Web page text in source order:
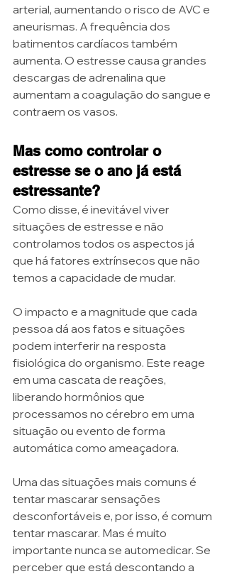
arterial, aumentando o risco de AVC e
aneurismas. A frequência dos
batimentos cardíacos também
aumenta. O estresse causa grandes
descargas de adrenalina que
aumentam a coagulação do sangue e
contraem os vasos.
Mas como controlar o
estresse se o ano já está
estressante?
Como disse, é inevitável viver
situações de estresse e não
controlamos todos os aspectos já
que há fatores extrínsecos que não
temos a capacidade de mudar.
O impacto e a magnitude que cada
pessoa dá aos fatos e situações
podem interferir na resposta
fisiológica do organismo. Este reage
em uma cascata de reações,
liberando hormônios que
processamos no cérebro em uma
situação ou evento de forma
automática como ameaçadora.
Uma das situações mais comuns é
tentar mascarar sensações
desconfortáveis e, por isso, é comum
tentar mascarar. Mas é muito
importante nunca se automedicar. Se
perceber que está descontando a